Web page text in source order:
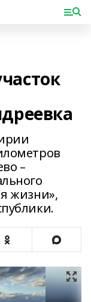
–
жизни»,